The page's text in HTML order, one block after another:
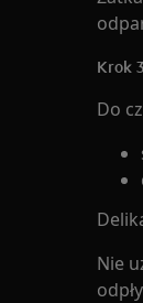
Krok
Do
Nie